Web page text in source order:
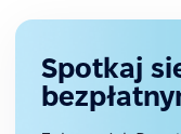
Spotkaj